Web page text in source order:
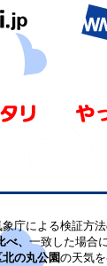
庁による検証方
、 一致した場合
の丸公園の天気を